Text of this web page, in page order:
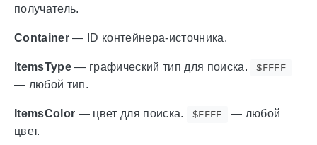
получатель.
Container— ID контейнера-источника.
ItemsType— графический тип для поиска. $FFFF
— любой тип.
ItemsColor — цвет для поиска. $FFFF
— любой
цвет.